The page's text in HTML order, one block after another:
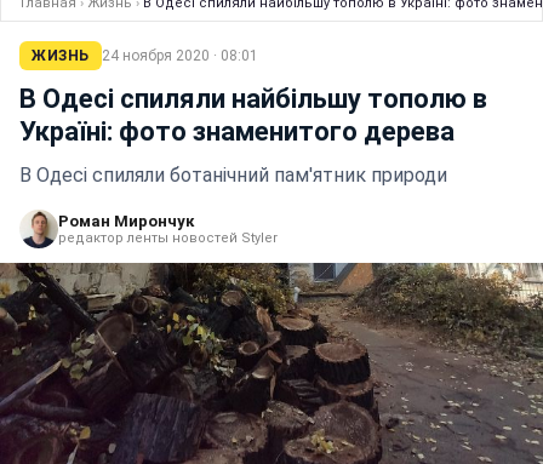
Главная › Жизнь › В Одесі спиляли найбільшу тополю в Україні: фото
ЖИЗНЬ 24 ноября 2020 · 08:01
В Одесі спиляли найбільшу тополю в
Україні: фото знаменитого дерева
В Одесі спиляли ботанічний пам'ятник природи
Роман Мирончук
редактор ленты новостей Styler